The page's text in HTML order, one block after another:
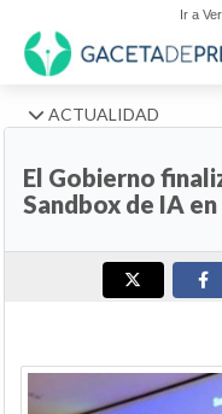
Ir a
ACTUALIDAD
El Gobierno
Sandbox de IA